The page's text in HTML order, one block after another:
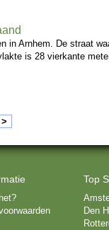
in Arnhem. De straat
is 28 vierkante
Top
Den